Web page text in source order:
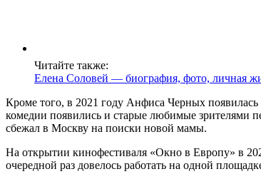
Читайте также:
Елена Соловей — биография, фото, личная
Кроме того, в 2021 году Анфиса Черных
комедии появились и старые любимые зрителями
сбежал в Москву на поиски новой мамы.
На открытии кинофестиваля «Окно в Европу» в
очередной раз довелось работать на одной